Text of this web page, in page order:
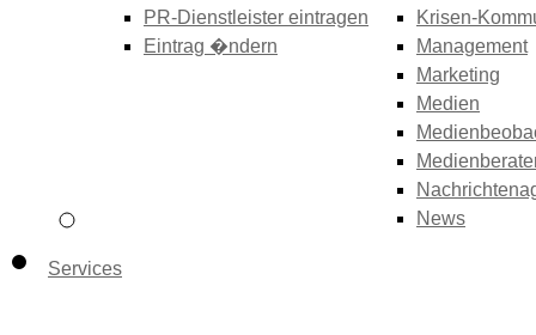
PR-Dienstleister eintragen
Eintrag �ndern
Krisen-
Management
Marketing
Medien
News
Services